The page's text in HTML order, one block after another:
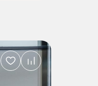
Добавить
в